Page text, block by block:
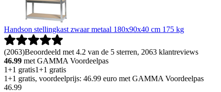
Handson stellingkast zwaar metaal 180x90x40 cm 175 kg
(2063)Beoordeeld met 4.2 van de 5 sterren, 2063 klantreviews
46.99 met GAMMA Voordeelpas
1+1 gratis1+1 gratis
1+1 gratis, voordeelprijs: 46.99 euro met GAMMA Voordeelpas
46.99